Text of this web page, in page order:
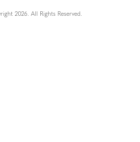
2026. All Rights Reserved.